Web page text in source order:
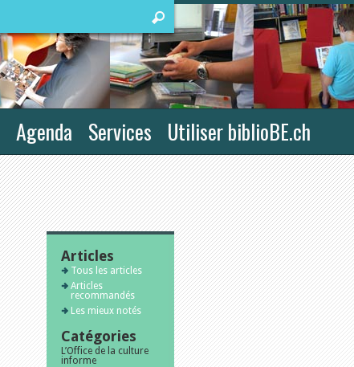
Agenda Services Utiliser biblioBE.ch
Articles
Tous les articles
Articles
recommandés
Les mieux notés
Catégories
L’Office de la culture
informe